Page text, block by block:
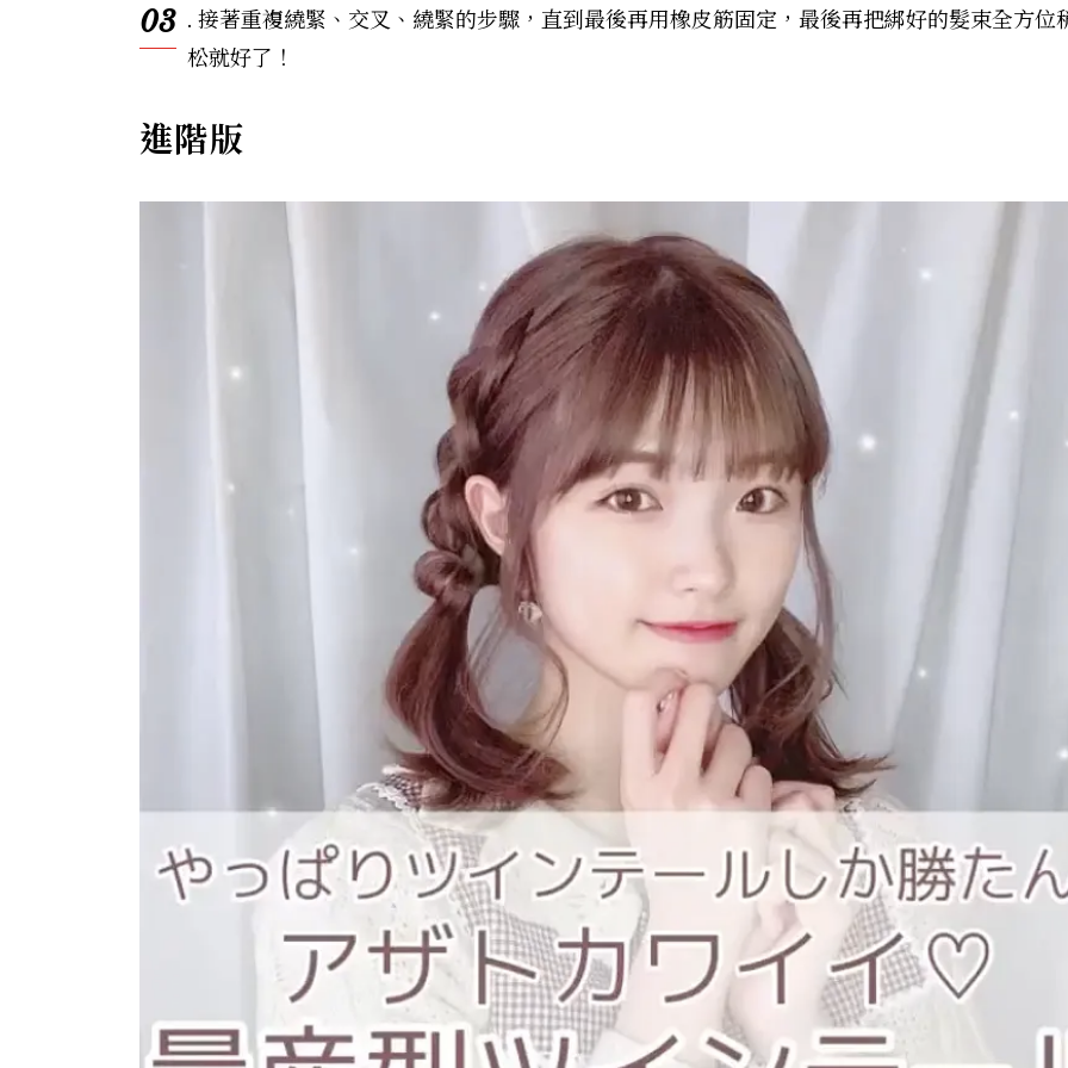
03 . 接著重複繞緊、交叉、繞緊的步驟，直到最後再用橡皮筋固定，最後再把綁好的髮束全方位
松就好了！
進階版